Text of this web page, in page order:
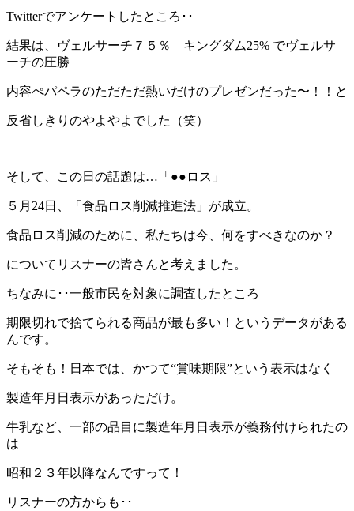
Twitterでアンケートしたところ･･
結果は、ヴェルサーチ７５％ キングダム25% でヴェルサ
ーチの圧勝
内容ぺパペラのただただ熱いだけのプレゼンだった〜！！と
反省しきりのやよやよでした（笑）
そして、この日の話題は…「●●ロス」
５月24日、「食品ロス削減推進法」が成立。
食品ロス削減のために、私たちは今、何をすべきなのか？
についてリスナーの皆さんと考えました。
ちなみに･･一般市民を対象に調査したところ
期限切れで捨てられる商品が最も多い！というデータがある
んです。
そもそも！日本では、かつて“賞味期限”という表示はなく
製造年月日表示があっただけ。
牛乳など、一部の品目に製造年月日表示が義務付けられたの
は
昭和２３年以降なんですって！
リスナーの方からも･･